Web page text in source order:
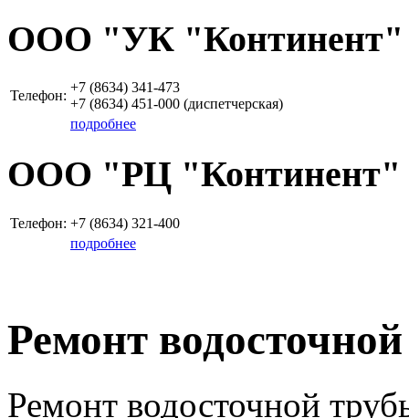
OOO "УК "Континент"
Телефон:
+7 (8634) 341-473
+7 (8634) 451-000 (диспетчерская)
подробнее
ООО "РЦ "Континент"
Телефон: +7 (8634) 321-400
подробнее
Ремонт
Ремонт водосточной